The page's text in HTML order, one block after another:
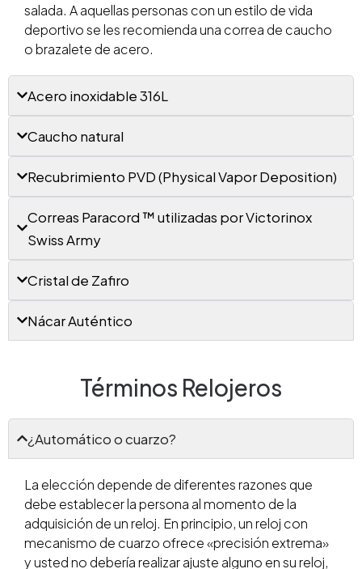
salada. A aquellas personas con un estilo de vida
deportivo se les recomienda una correa de caucho
o brazalete de acero.
Acero inoxidable 316L
Caucho natural
Recubrimiento PVD (Physical Vapor Deposition)
Correas Paracord ™ utilizadas por Victorinox
Swiss Army
Cristal de Zafiro
Nácar Auténtico
Términos Relojeros
¿Automático o cuarzo?
La elección depende de diferentes razones que
debe establecer la persona al momento de la
adquisición de un reloj. En principio, un reloj con
mecanismo de cuarzo ofrece «precisión extrema»
y usted no debería realizar ajuste alguno en su reloj,